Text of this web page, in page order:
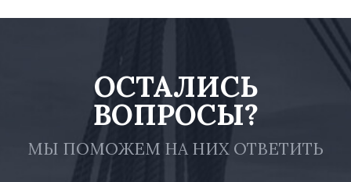
ОСТАЛИСЬ
ВОПРОСЫ?
МЫ ПОМОЖЕМ НА НИХ ОТВЕТИТЬ